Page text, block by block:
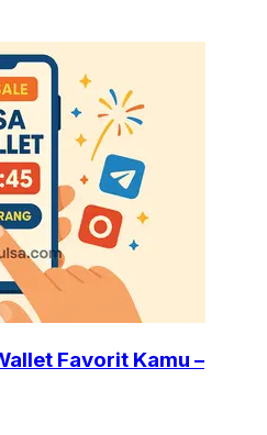
Favorit Kamu –